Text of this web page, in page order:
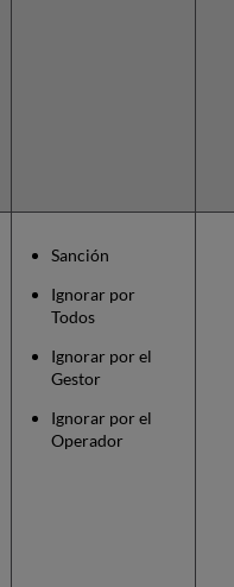
Sanción
Ignorar por
Todos
Ignorar por el
Gestor
Ignorar por el
Operador